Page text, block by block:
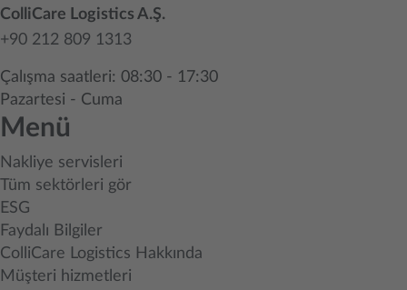
ColliCare Logistics A.Ş.
+90 212 809 1313
Çalışma saatleri: 08:30 - 17:30
Pazartesi - Cuma
Menü
Nakliye servisleri
Tüm sektörleri gör
ESG
Faydalı Bilgiler
ColliCare Logistics Hakkında
Müşteri hizmetleri